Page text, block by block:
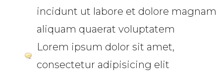
incidunt ut labore et dolore magnam
aliquam quaerat voluptatem
Lorem ipsum dolor sit amet,
consectetur adipisicing elit